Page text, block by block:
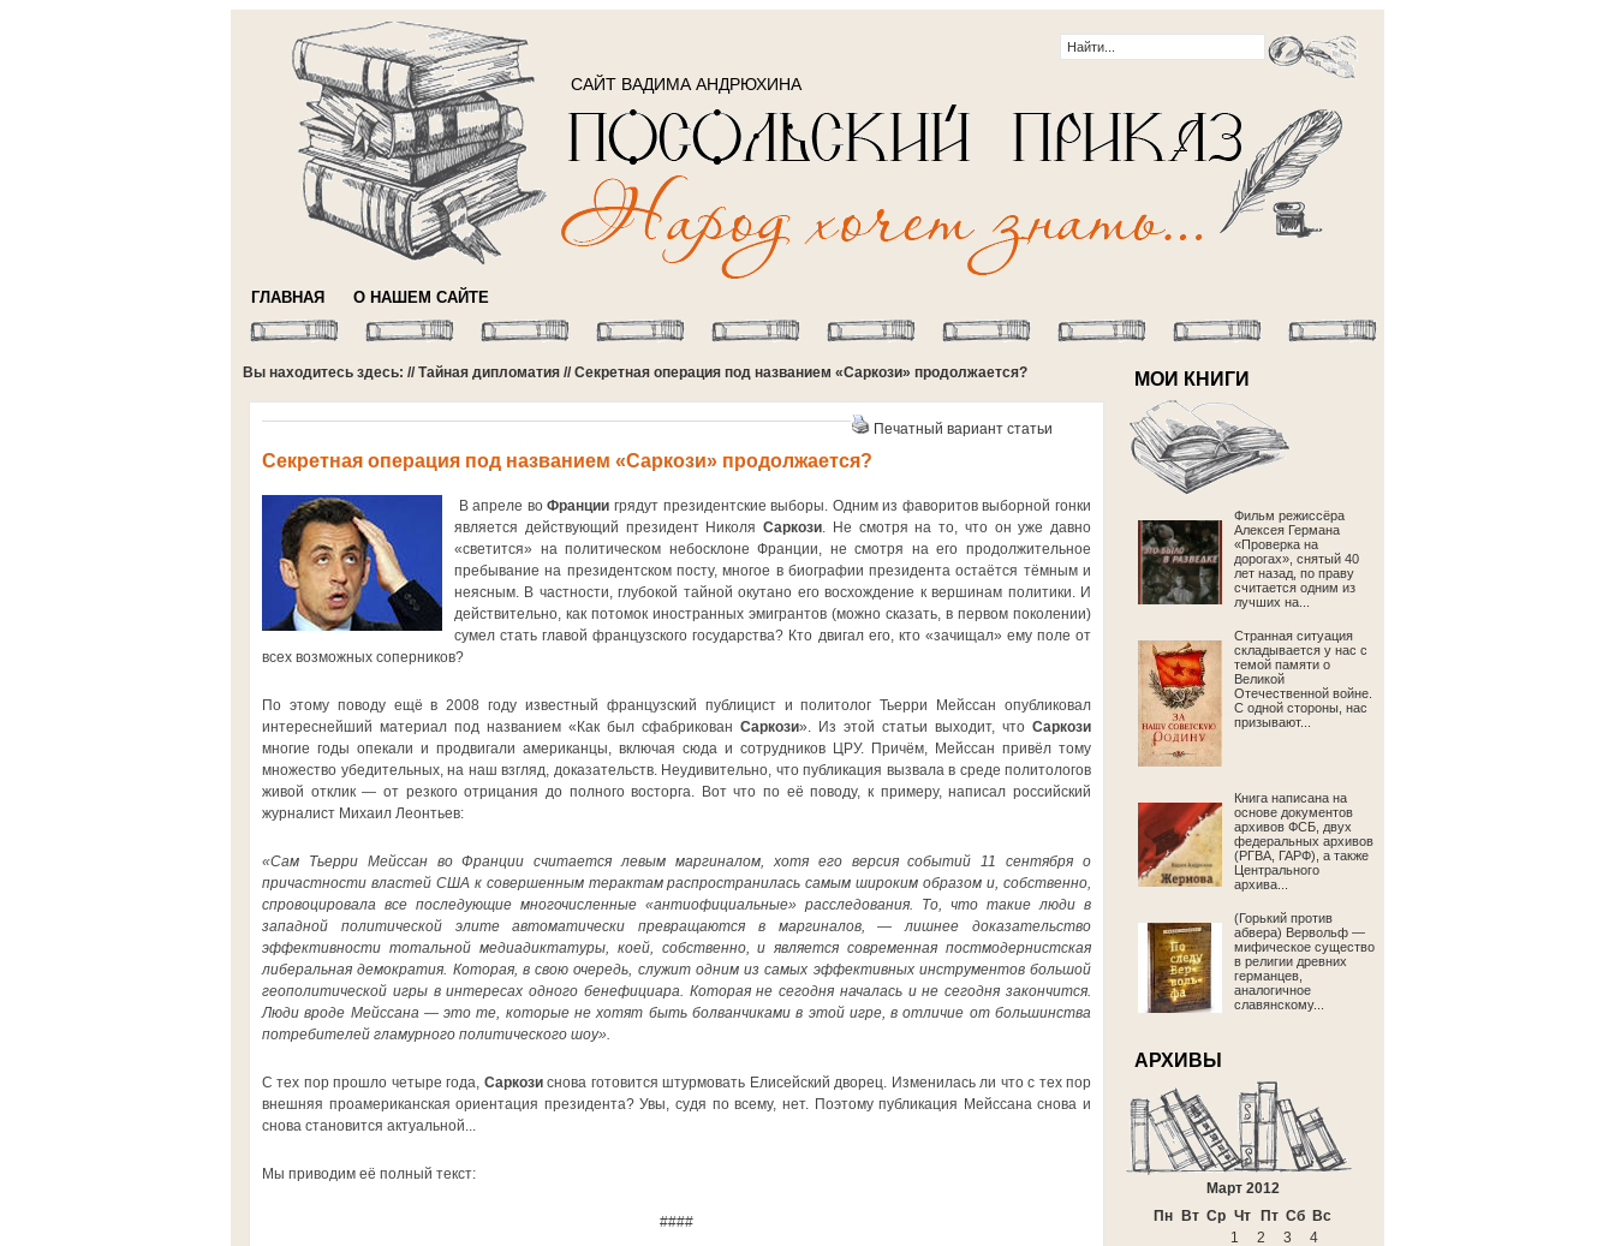
САЙТ ВАДИМА АНДРЮХИНА
ГЛАВНАЯ О НАШЕМ САЙТЕ
Вы находитесь здесь: //Тайная дипломатия // Секретная операция под названием «Саркози» продолжается?
Печатный вариант статьи
Секретная операция под названием «Саркози» продолжается?
В апреле воФранции грядут президентские выборы. Одним из фаворитов выборной гонки
является действующий президент Николя Саркози. Не смотря на то, что он уже давно
«светится» на политическом небосклоне Франции, не смотря на его продолжительное
пребывание на президентском посту, многое в биографии президента остаётся тёмным и
неясным. В частности, глубокой тайной окутано его восхождение к вершинам политики. И
действительно, как потомок иностранных эмигрантов (можно сказать, в первом поколении)
сумел стать главой французского государства? Кто двигал его, кто «зачищал» ему поле от
всех возможных соперников?
По этому поводу ещё в 2008 году известный французский публицист и политолог Тьерри Мейссан опубликовал
интереснейший материал под названием «Как был сфабрикован Саркози». Из этой статьи выходит, что Саркози
многие годы опекали и продвигали американцы, включая сюда и сотрудников ЦРУ. Причём, Мейссан привёл тому
множество убедительных, на наш взгляд, доказательств. Неудивительно, что публикация вызвала в среде политологов
живой отклик — от резкого отрицания до полного восторга. Вот что по её поводу, к примеру, написал российский
журналист Михаил Леонтьев:
«Сам Тьерри Мейссан во Франции считается левым маргиналом, хотя его версия событий 11 сентября о
причастности властей США к совершенным терактам распространилась самым широким образом и, собственно,
спровоцировала все последующие многочисленные «антиофициальные» расследования. То, что такие люди в
западной политической элите автоматически превращаются в маргиналов, — лишнее доказательство
эффективности тотальной медиадиктатуры, коей, собственно, и является современная постмодернистская
либеральная демократия. Которая, в свою очередь, служит одним из самых эффективных инструментов большой
геополитической игры в интересах одного бенефициара. Которая не сегодня началась и не сегодня закончится.
Люди вроде Мейссана — это те, которые не хотят быть болванчиками в этой игре, в отличие от большинства
потребителей гламурного политического шоу».
С тех пор прошло четыре года, Саркозиснова готовится штурмовать Елисейский дворец. Изменилась ли что с тех пор
внешняя проамериканская ориентация президента? Увы, cудя по всему, нет. Поэтому публикация Мейссана снова и
снова становится актуальной...
Мы приводим её полный текст:
####
МОИ КНИГИ
Фильм режиссёра
Алексея Германа
«Проверка на
дорогах», снятый 40
лет назад, по праву
считается одним из
лучших на...
Странная ситуация
складывается у нас с
темой памяти о
Великой
Отечественной войне.
С одной стороны, нас
призывают...
Книга написана на
основе документов
архивов ФСБ, двух
федеральных архивов
(РГВА, ГАРФ), а также
Центрального
архива...
(Горький против
абвера) Вервольф —
мифическое существо
в религии древних
германцев,
аналогичное
славянскому...
АРХИВЫ
Март 2012
Пн
Вт Ср Чт Пт Сб Вс
1
2 3
4